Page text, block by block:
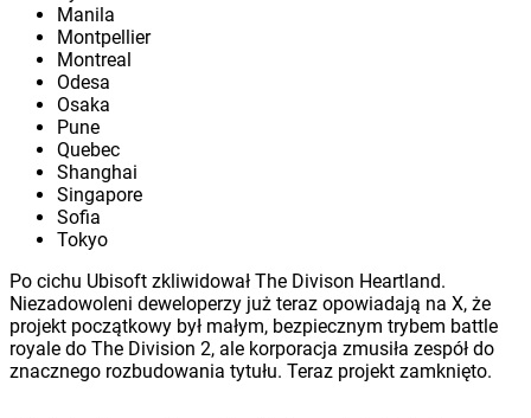
Manila
Montpellier
Montreal
Odesa
Osaka
Pune
Quebec
Shanghai
Singapore
Sofia
Tokyo
Po cichu Ubisoft zkliwidował The Divison Heartland.
Niezadowoleni deweloperzy już teraz opowiadają na X, że
projekt początkowy był małym, bezpiecznym trybem battle
royale do The Division 2, ale korporacja zmusiła zespół do
znacznego rozbudowania tytułu. Teraz projekt zamknięto.